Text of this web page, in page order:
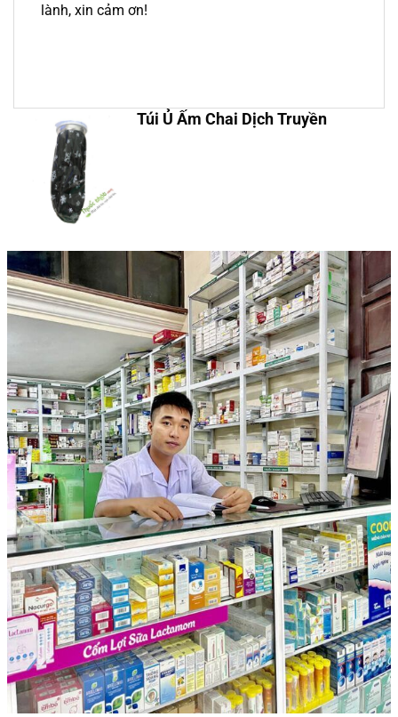
lành, xin cảm ơn!
Túi Ủ Ấm Chai Dịch Truyền